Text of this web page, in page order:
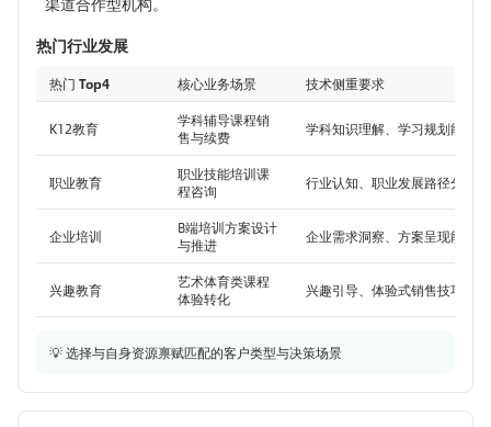
热门行业发展
热门 Top4 核心业务场景 技术侧重要求
K12教育
学科辅导课程销
售与续费
学科知识理解、学习规划能力
职业教育
职业技能培训课
程咨询
行业认知、职业发展路径分析
企业培训
B端培训方案设计
与推进
企业需求洞察、方案呈现能力
兴趣教育
艺术体育类课程
体验转化
兴趣引导、体验式销售技巧
💡 选择与自身资源禀赋匹配的客户类型与决策场景